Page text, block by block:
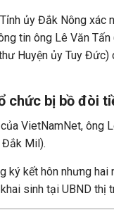
ủy Đắk Nông xác
tin ông Lê Văn
Huyện ủy Tuy
chức bị bồ đòi
VietNamNet, ông
Đắk Mil).
ký kết hôn nhưng
sinh tại UBND thị